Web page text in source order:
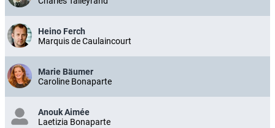
Heino Ferch
Marquis de Caulaincourt
Marie Bäumer
Caroline Bonaparte
Anouk Aimée
Laetizia Bonaparte